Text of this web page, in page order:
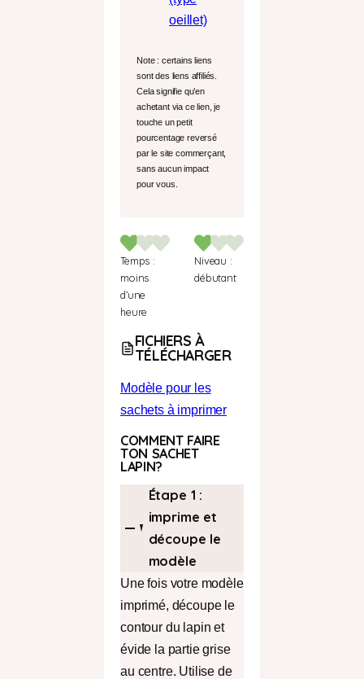
oeillet)
Note : certains liens
sont des liens affiliés.
Cela signifie qu’en
achetant via ce lien, je
touche un petit
pourcentage reversé
par le site commerçant,
sans aucun impact
pour vous.
Temps :
moins
d’une
heure
Niveau :
débutant
FICHIERS À
TÉLÉCHARGER
Modèle pour les
sachets à imprimer
COMMENT FAIRE
TON SACHET
LAPIN?
Étape 1 :
imprime et
découpe le
modèle
Une fois votre modèle
imprimé, découpe le
contour du lapin et
évide la partie grise
au centre. Utilise de